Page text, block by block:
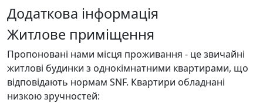
Додаткова інформація
Житлове приміщення
Пропоновані нами місця проживання - це звичайні
житлові будинки з однокімнатними квартирами, що
відповідають нормам SNF. Квартири обладнані
низкою зручностей: